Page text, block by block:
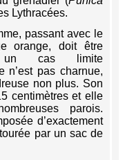
Lythracées.
passant avec le
orange, doit être
un cas limite
n’est pas charnue,
non plus. Son
centimètres et elle
parois.
d’exactement
par un sac de